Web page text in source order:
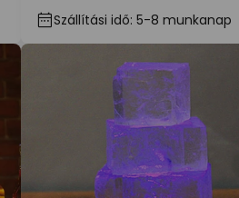
Szállítási idő: 5-8 munkanap